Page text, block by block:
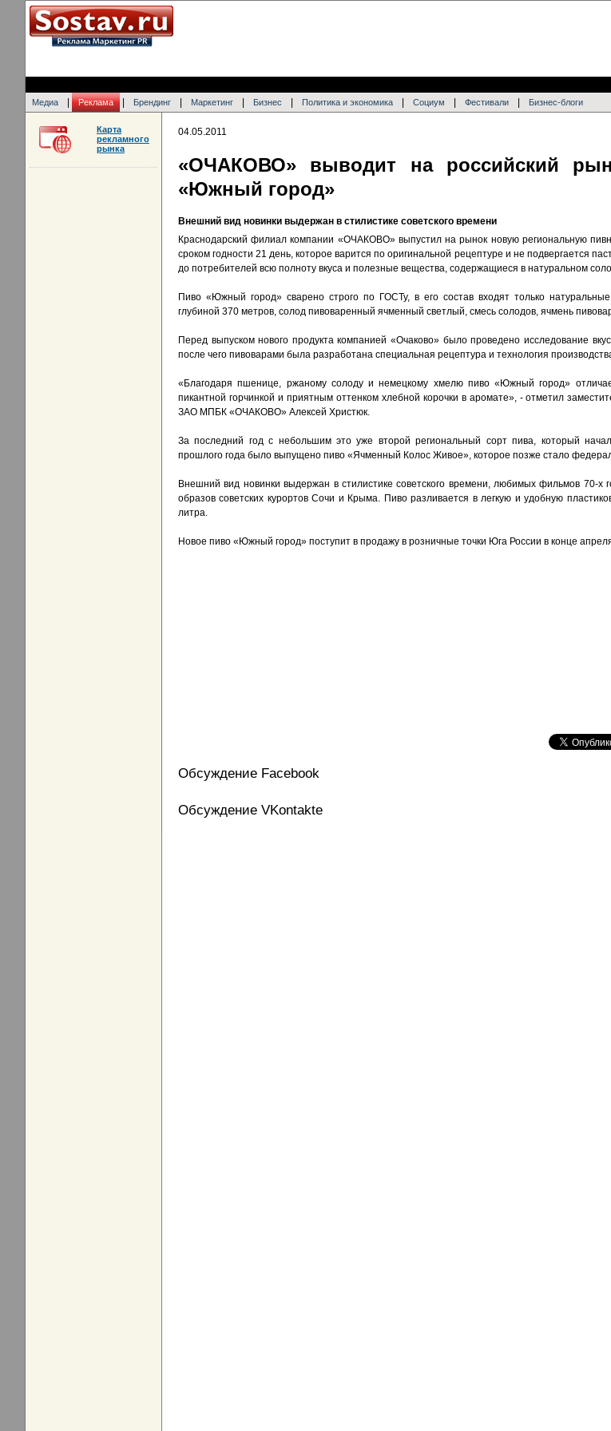
Медиа Реклама Брендинг Маркетинг Бизнес Политика и экономика Социум Фестивали Бизнес-блоги
04.05.2011
«ОЧАКОВО» выводит на российский
«Южный город»
Внешний вид новинки выдержан в стилистике советского времени
Краснодарский филиал компании «ОЧАКОВО» выпустил на рынок новую региональную
сроком годности 21 день, которое варится по оригинальной рецептуре и не подвергается
до потребителей всю полноту вкуса и полезные вещества, содержащиеся в натуральном
Пиво «Южный город» сварено строго по ГОСТу, в его состав входят только
глубиной 370 метров, солод пивоваренный ячменный светлый, смесь солодов, ячмень
Перед выпуском нового продукта компанией «Очаково» было проведено исследование
после чего пивоварами была разработана специальная рецептура и технология
«Благодаря пшенице, ржаному солоду и немецкому хмелю пиво «Южный город»
пикантной горчинкой и приятным оттенком хлебной корочки в аромате», - отметил
ЗАО МПБК «ОЧАКОВО» Алексей Христюк.
За последний год с небольшим это уже второй региональный сорт пива, который
прошлого года было выпущено пиво «Ячменный Колос Живое», которое позже стало
Внешний вид новинки выдержан в стилистике советского времени, любимых фильмов 70-х
образов советских курортов Сочи и Крыма. Пиво разливается в легкую и удобную
литра.
Новое пиво «Южный город» поступит в продажу в розничные точки Юга России в конце
Обсуждение Facebook
Обсуждение VKontakte
Карта
рекламного
рынка